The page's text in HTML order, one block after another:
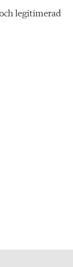
legitimerad